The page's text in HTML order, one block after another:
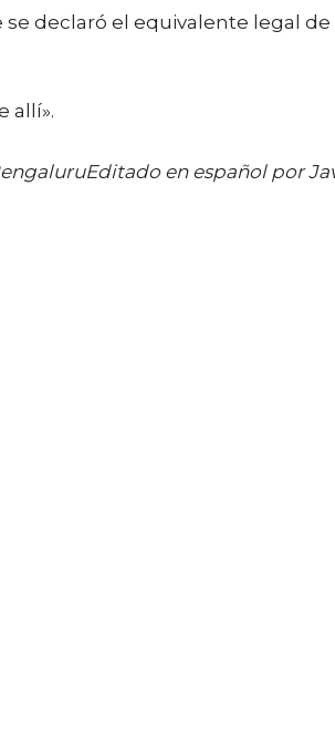
se declaró el equivalente legal
allí».
en español por